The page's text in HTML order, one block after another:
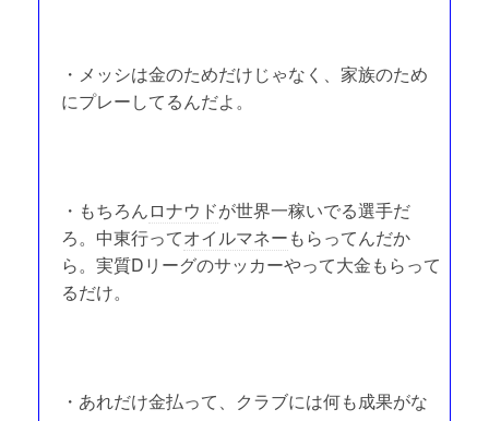
・メッシは金のためだけじゃなく、家族のため
にプレーしてるんだよ。
・もちろんロナウドが世界一稼いでる選手だ
ろ。中東行ってオイルマネーもらってんだか
ら。実質Dリーグのサッカーやって大金もらって
るだけ。
・あれだけ金払って、クラブには何も成果がな